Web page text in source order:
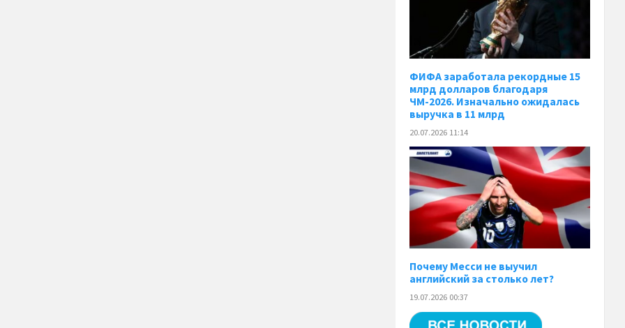
ФИФА заработала рекордные 15
млрд долларов благодаря
ЧМ-2026. Изначально ожидалась
выручка в 11 млрд
20.07.2026 11:14
Почему Месси не выучил
английский за столько лет?
19.07.2026 00:37